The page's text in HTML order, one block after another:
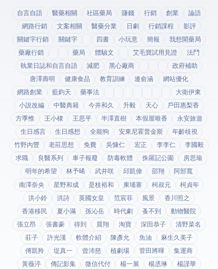
自言自語 醫藥相關 社區藥局 賺錢 行銷 創業
論語
網路行銷
文案相關 醫藥分業 日劇 行銷課程
影評
關鍵字行銷
關鍵字 四書 小玩意 簡報
我想開藥局
藥廠行銷
藥局 體驗文 艾毛寶試用見證
法鬥
執業日誌和自言自語
減肥 黑心廠商
政府補助
唐澤壽明
健康食品 教育訓練 連俞涵
網站優化
網路創業
藍鈞天 藥事法
大衛伊東
小說改編
中醫典籍 今井和久 升毅 天心
戶田惠梨香
方季惟
王小棣 王思平 半澤直樹 本假屋唯香
永安旅遊
生日感言
生日感想 全能狗 安東尼霍普金斯
年齡歧視
竹野內豐
老莊思想 免費 吳慷仁 宏正 李李仁
李國毅
求職
良醫系列 車子報廢 防毒軟體 侏羅記公園
房思瑜
明年的希望
林予晞 武井咲 邱凱偉 邵翔
阿部寬
南澤奈央
星野和成 是枝裕和 柬埔寨 柯叔元
柯貞年
洪小鈴
洪詩 英國女皇 范宸菲 風景
香川照之
香港移民
夏小滿 孫沁岳 時代劇 蚤不到
動物醫院
張立昂
張書豪 得到app 晨翔 淘寶 深田恭子
清野菜名
莊子
許光漢 軟體介紹 陳彥允 魚油
麻生久美子
傅凱羚
堤真一 曾沛慈 植劇場 菅田將暉
集運商
黃薇渟
傳記影集 微信代付 楊一展 楊丞琳 楊謹華